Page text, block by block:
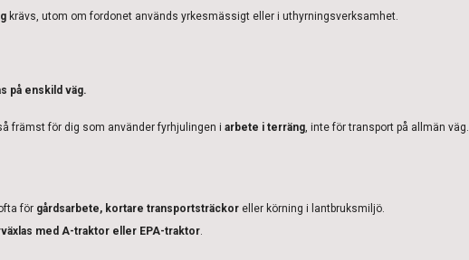
krävs, utom om fordonet används yrkesmässigt eller i uthyrningsverksamhet.
på enskild väg.
främst för dig som använder fyrhjulingen i arbete i terräng, inte för transport på allmän väg.
för gårdsarbete, kortare transportsträckor eller körning i lantbruksmiljö.
med A-traktor eller EPA-traktor.